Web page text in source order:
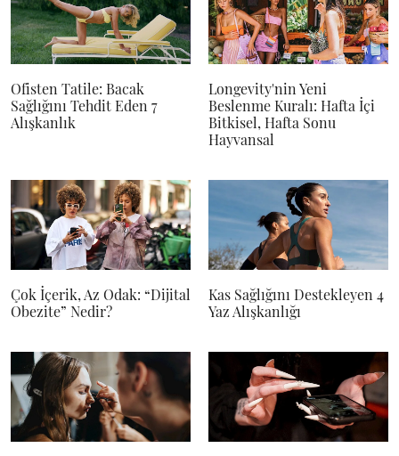
Ofisten Tatile: Bacak
Sağlığını Tehdit Eden 7
Alışkanlık
Longevity'nin Yeni
Beslenme Kuralı: Hafta İçi
Bitkisel, Hafta Sonu
Hayvansal
Çok İçerik, Az Odak: “Dijital
Obezite” Nedir?
Kas Sağlığını Destekleyen 4
Yaz Alışkanlığı